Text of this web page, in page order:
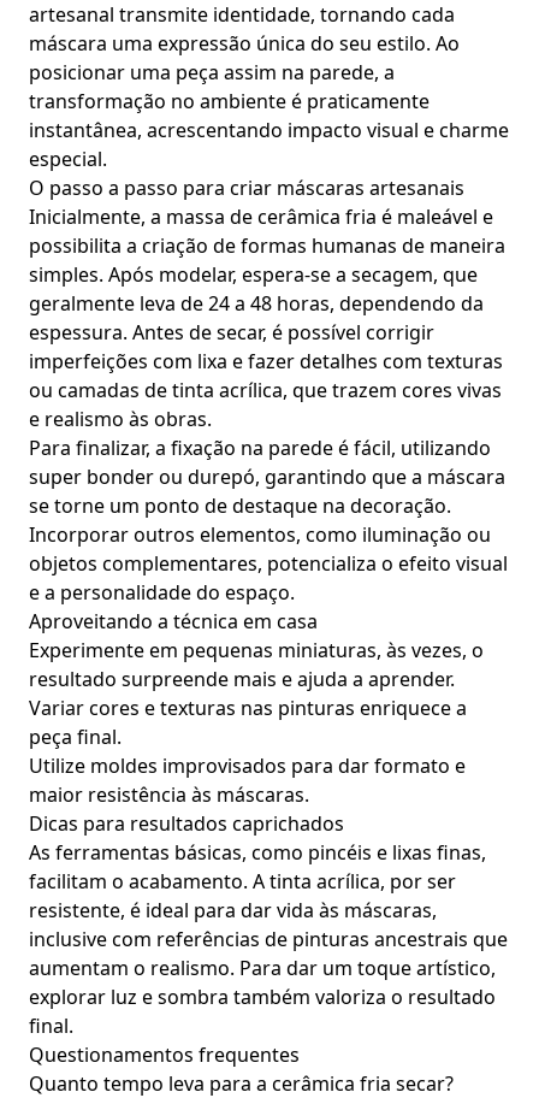
artesanal transmite identidade, tornando cada
máscara uma expressão única do seu estilo. Ao
posicionar uma peça assim na parede, a
transformação no ambiente é praticamente
instantânea, acrescentando impacto visual e charme
especial.
O passo a passo para criar máscaras artesanais
Inicialmente, a massa de cerâmica fria é maleável e
possibilita a criação de formas humanas de maneira
simples. Após modelar, espera-se a secagem, que
geralmente leva de 24 a 48 horas, dependendo da
espessura. Antes de secar, é possível corrigir
imperfeições com lixa e fazer detalhes com texturas
ou camadas de tinta acrílica, que trazem cores vivas
e realismo às obras.
Para finalizar, a fixação na parede é fácil, utilizando
super bonder ou durepó, garantindo que a máscara
se torne um ponto de destaque na decoração.
Incorporar outros elementos, como iluminação ou
objetos complementares, potencializa o efeito visual
e a personalidade do espaço.
Aproveitando a técnica em casa
Experimente em pequenas miniaturas, às vezes, o
resultado surpreende mais e ajuda a aprender.
Variar cores e texturas nas pinturas enriquece a
peça final.
Utilize moldes improvisados para dar formato e
maior resistência às máscaras.
Dicas para resultados caprichados
As ferramentas básicas, como pincéis e lixas finas,
facilitam o acabamento. A tinta acrílica, por ser
resistente, é ideal para dar vida às máscaras,
inclusive com referências de pinturas ancestrais que
aumentam o realismo. Para dar um toque artístico,
explorar luz e sombra também valoriza o resultado
final.
Questionamentos frequentes
Quanto tempo leva para a cerâmica fria secar?